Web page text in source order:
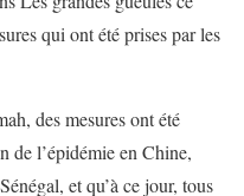
qui ont été prises par les
des mesures ont été
de l’épidémie en Chine,
et qu’à ce jour, tous